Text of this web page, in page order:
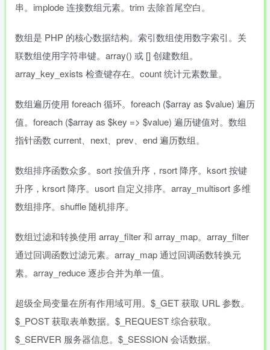
串。implode 连接数组元素。trim 去除首尾空白。
数组是 PHP 的核心数据结构。索引数组使用数字索引。关
联数组使用字符串键。array() 或 [] 创建数组。
array_key_exists 检查键存在。count 统计元素数量。
数组遍历使用 foreach 循环。foreach ($array as $value) 遍历
值。foreach ($array as $key => $value) 遍历键值对。数组
指针函数 current、next、prev、end 遍历数组。
数组排序函数众多。sort 按值升序，rsort 降序。ksort 按键
升序，krsort 降序。usort 自定义排序。array_multisort 多维
数组排序。shuffle 随机排序。
数组过滤和转换使用 array_filter 和 array_map。array_filter
通过回调函数过滤元素。array_map 通过回调函数转换元
素。array_reduce 逐步合并为单一值。
超级全局变量在所有作用域可用。$_GET 获取 URL 参数。
$_POST 获取表单数据。$_REQUEST 综合获取。
$_SERVER 服务器信息。$_SESSION 会话数据。